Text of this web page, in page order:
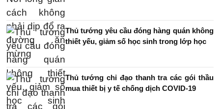
Thủ tướng yêu cầu đóng hàng quán không
thiết yếu, giảm số học sinh trong lớp học
Thủ tướng chỉ đạo thanh tra các gói thầu
mua thiết bị y tế chống dịch COVID-19